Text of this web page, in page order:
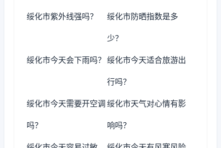
绥化市紫外线强吗？ 绥化市防晒指数是多
少？
绥化市今天会下雨吗？ 绥化市今天适合旅游出
行吗？
绥化市今天需要开空调
吗？
绥化市天气对心情有影
响吗？